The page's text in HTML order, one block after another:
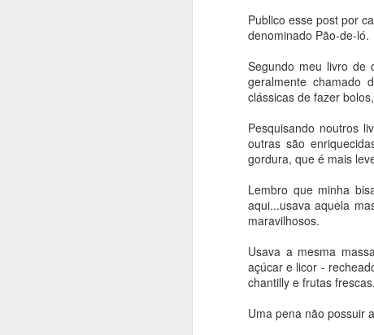
Publico esse post por
denominado Pão-de-ló.
Segundo meu livro de
geralmente chamado
clássicas de fazer
Pesquisando noutros
outras são
gordura, que é mais
Lembro que minha
aqui...usava aquela
maravilhosos.
Usava a mesma
açúcar e licor -
chantilly e frutas frescas.
Uma pena não possuir
Encontrada nas
interior de Minas Gerais
INGREDIENTES:
(rende 1,5 Kg)
1 kg de Farinha de
500 ml de leite
250 ml de óleo
100 gr de manteiga
1/2 colher (sopa) de